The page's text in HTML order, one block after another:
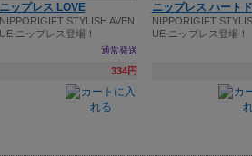
ニップレス LOVE
NIPPORIGIFT STYLISH AVEN
UE ニップレス登場！
通常発送
334円
ニップレス ハート
NIPPORIGIFT
UE ニップレス登場！